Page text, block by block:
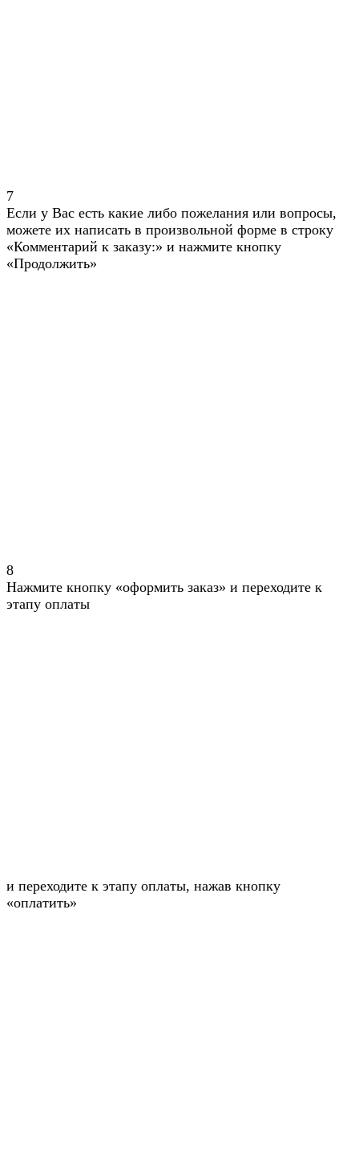
7
Если у Вас есть какие либо пожелания или вопросы,
можете их написать в произвольной форме в строку
«Комментарий к заказу:» и нажмите кнопку
«Продолжить»
8
Нажмите кнопку «оформить заказ» и переходите к
этапу оплаты
и переходите к этапу оплаты, нажав кнопку
«оплатить»